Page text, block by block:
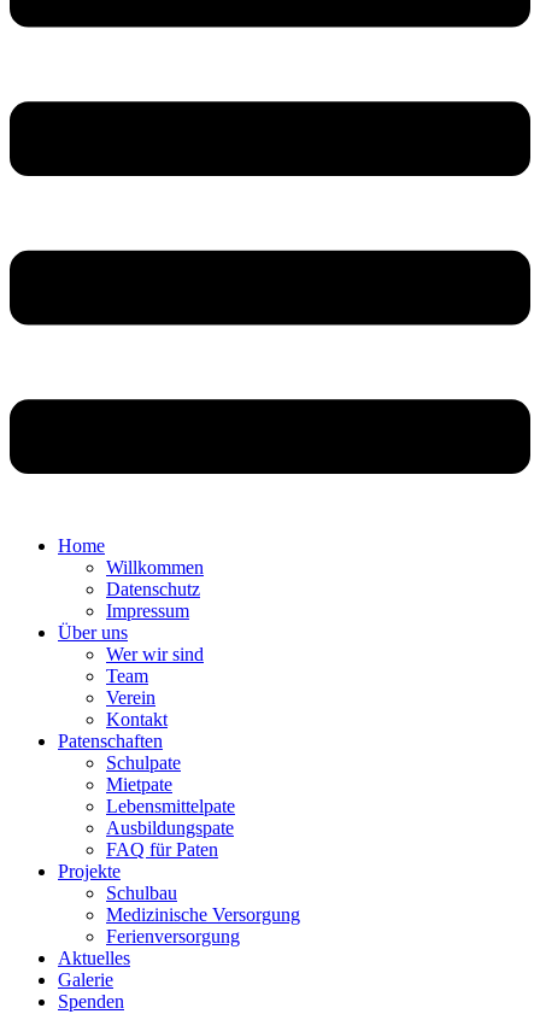
Home
Willkommen
Datenschutz
Impressum
Über uns
Wer wir sind
Team
Verein
Kontakt
Patenschaften
Schulpate
Mietpate
Lebensmittelpate
Ausbildungspate
FAQ für Paten
Projekte
Schulbau
Medizinische Versorgung
Ferienversorgung
Aktuelles
Galerie
Spenden